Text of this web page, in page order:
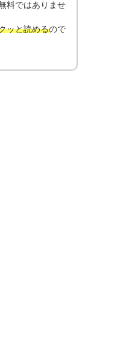
料ではありませ
ッと読めるので